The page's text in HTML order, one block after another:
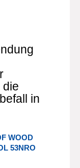
die
in
WOOD
53NRO